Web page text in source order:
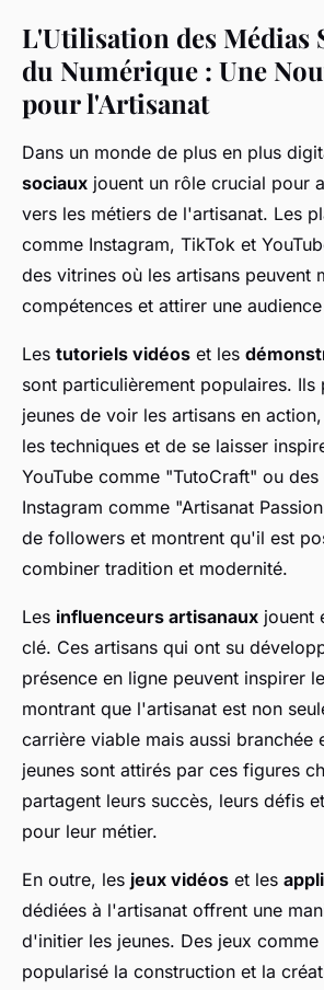
L'Utilisation des Médias
du Numérique : Une
pour l'Artisanat
Dans un monde de plus en plus
sociaux jouent un rôle crucial pour
vers les métiers de l'artisanat. Les
comme Instagram, TikTok et
des vitrines où les artisans peuvent
compétences et attirer une
Les tutoriels vidéos et les
sont particulièrement populaires. Ils
jeunes de voir les artisans en
les techniques et de se laisser
YouTube comme "TutoCraft" ou
Instagram comme "Artisanat
de followers et montrent qu'il est
combiner tradition et modernité.
Les influenceurs artisanaux jouent
clé. Ces artisans qui ont su
présence en ligne peuvent inspirer
montrant que l'artisanat est non
carrière viable mais aussi branchée
jeunes sont attirés par ces figures
partagent leurs succès, leurs défis
pour leur métier.
En outre, les jeux vidéos et les
dédiées à l'artisanat offrent une
d'initier les jeunes. Des jeux
popularisé la construction et la